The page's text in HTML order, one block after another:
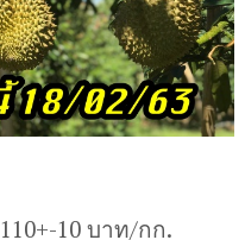
10 บาท/กก.